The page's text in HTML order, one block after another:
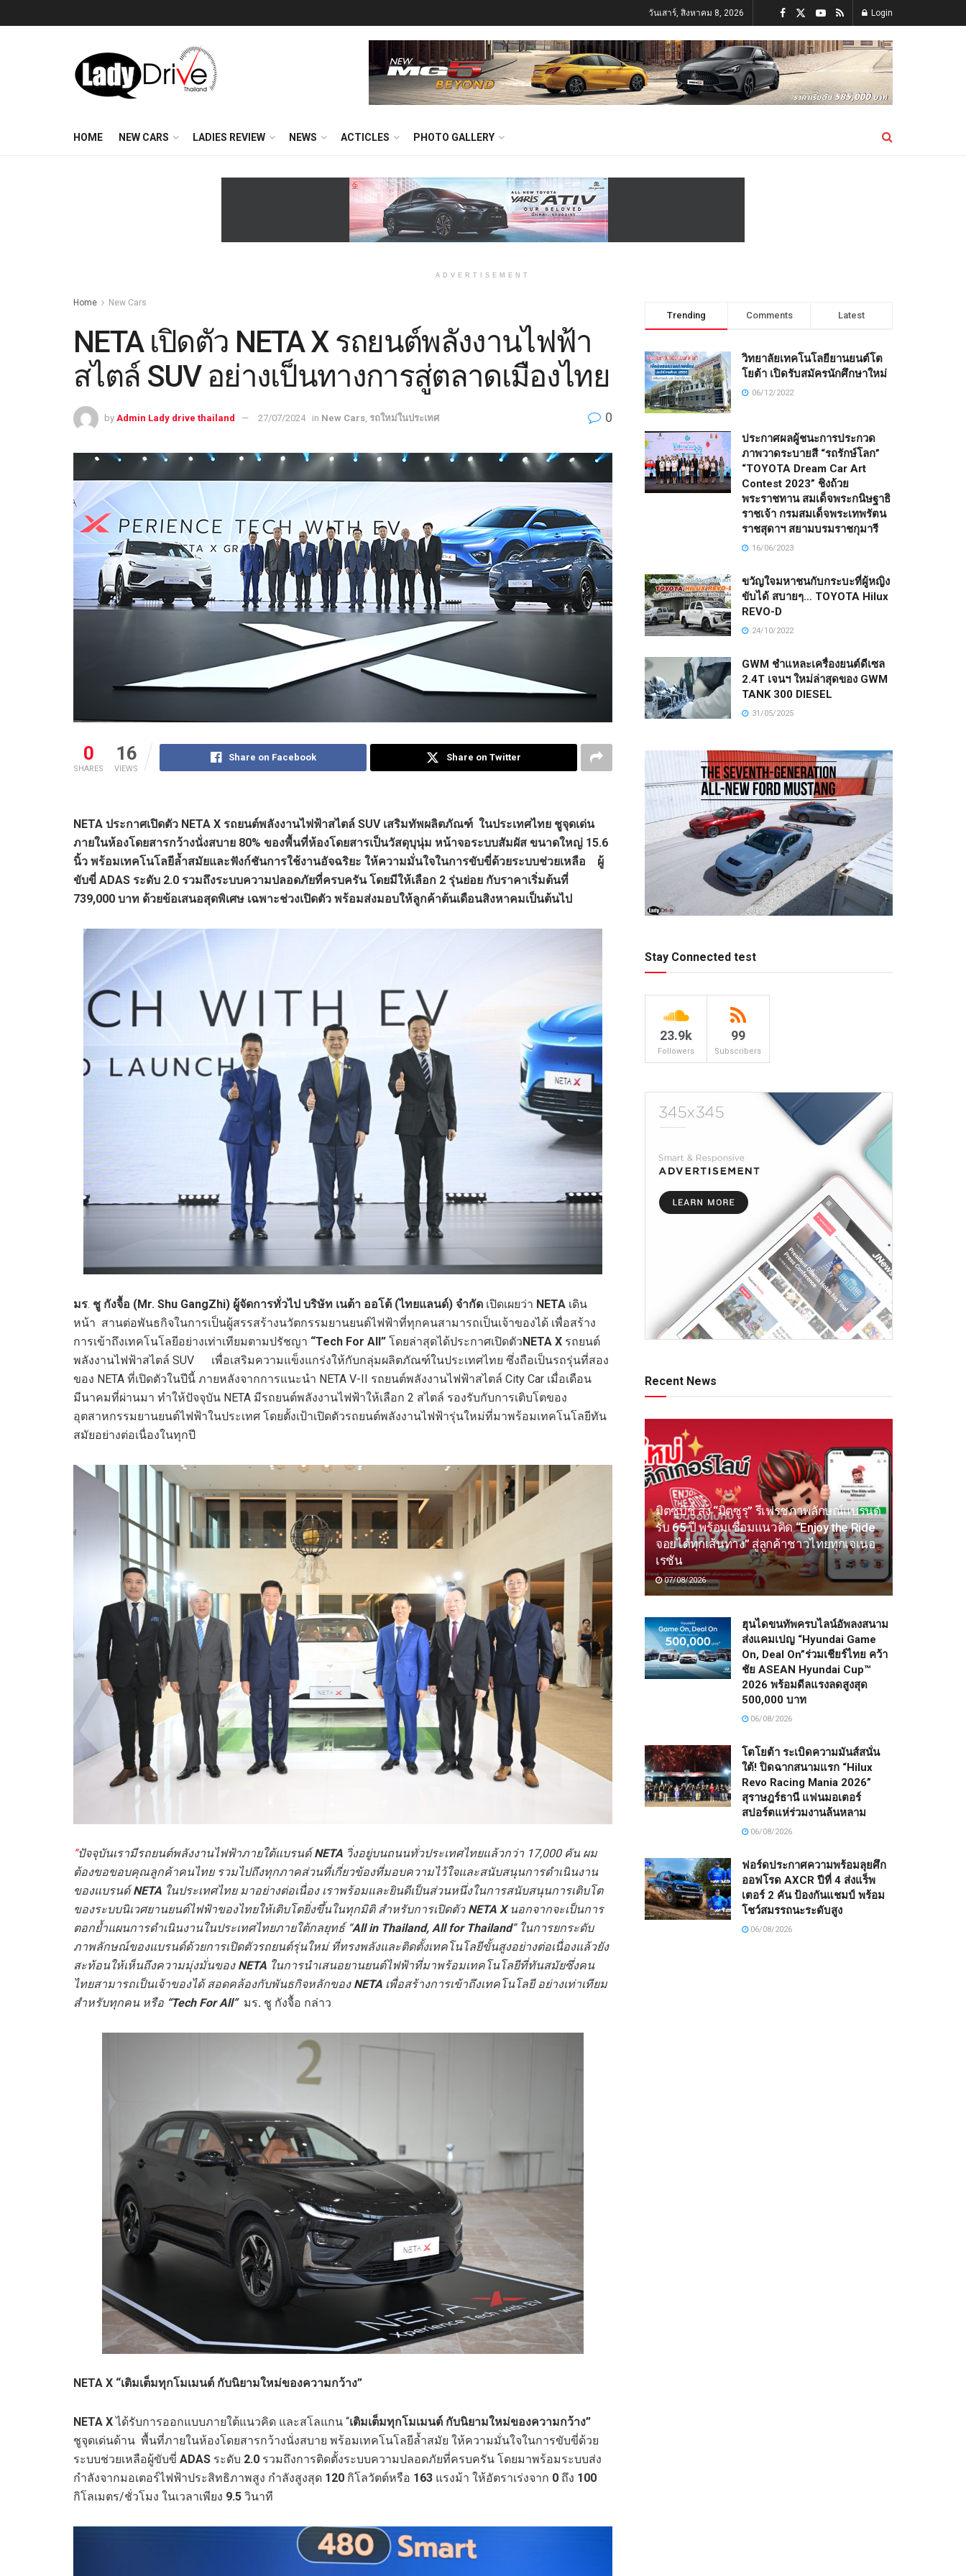
วันเสาร์, สิงหาคม 8, 2026 Login
HOME NEW CARS LADIES REVIEW NEWS ACTICLES PHOTO GALLERY
ADVERTISEMENT
Home New Cars
NETA เปิดตัว NETA X รถยนต์พลังงานไฟฟ้า
สไตล์ SUV อย่างเป็นทางการสู่ตลาดเมืองไทย
by Admin Lady drive thailand 27/07/2024 in New Cars รถใหม่ในประเทศ 0
0
SHARES
16
VIEWS
Share on Facebook Share on Twitter
NETA ประกาศเปิดตัว NETA X รถยนต์พลังงานไฟฟ้าสไตล์ SUV เสริมทัพผลิตภัณฑ์ ในประเทศไทย ชูจุดเด่น
ภายในห้องโดยสารกว้างนั่งสบาย 80% ของพื้นที่ห้องโดยสารเป็นวัสดุบุนุ่ม หน้าจอระบบสัมผัส ขนาดใหญ่ 15.6
นิ้ว พร้อมเทคโนโลยีล้ำสมัยและฟังก์ชันการใช้งานอัจฉริยะ ให้ความมั่นใจในการขับขี่ด้วยระบบช่วยเหลือ ผู้
ขับขี่ ADAS ระดับ 2.0 รวมถึงระบบความปลอดภัยที่ครบครัน โดยมีให้เลือก 2 รุ่นย่อย กับราคาเริ่มต้นที่
739,000 บาท ด้วยข้อเสนอสุดพิเศษ เฉพาะช่วงเปิดตัว พร้อมส่งมอบให้ลูกค้าต้นเดือนสิงหาคมเป็นต้นไป
มร. ชู กังจื้อ (Mr. Shu GangZhi) ผู้จัดการทั่วไป บริษัท เนต้า ออโต้ (ไทยแลนด์) จำกัด เปิดเผยว่า NETA เดิน
หน้า สานต่อพันธกิจในการเป็นผู้สรรสร้างนวัตกรรมยานยนต์ไฟฟ้าที่ทุกคนสามารถเป็นเจ้าของได้ เพื่อสร้าง
การเข้าถึงเทคโนโลยีอย่างเท่าเทียมตามปรัชญา “Tech For All” โดยล่าสุดได้ประกาศเปิดตัวNETA X รถยนต์
พลังงานไฟฟ้าสไตล์ SUV เพื่อเสริมความแข็งแกร่งให้กับกลุ่มผลิตภัณฑ์ในประเทศไทย ซึ่งถือเป็นรถรุ่นที่สอง
ของ NETA ที่เปิดตัวในปีนี้ ภายหลังจากการแนะนำ NETA V-II รถยนต์พลังงานไฟฟ้าสไตล์ City Car เมื่อเดือน
มีนาคมที่ผ่านมา ทำให้ปัจจุบัน NETA มีรถยนต์พลังงานไฟฟ้าให้เลือก 2 สไตล์ รองรับกับการเติบโตของ
อุตสาหกรรมยานยนต์ไฟฟ้าในประเทศ โดยตั้งเป้าเปิดตัวรถยนต์พลังงานไฟฟ้ารุ่นใหม่ที่มาพร้อมเทคโนโลยีทัน
สมัยอย่างต่อเนื่องในทุกปี
“ปัจจุบันเรามีรถยนต์พลังงานไฟฟ้าภายใต้แบรนด์NETA วิ่งอยู่บนถนนทั่วประเทศไทยแล้วกว่า 17,000 คัน ผม
ต้องขอขอบคุณลูกค้าคนไทย รวมไปถึงทุกภาคส่วนที่เกี่ยวข้องที่มอบความไว้ใจและสนับสนุนการดำเนินงาน
ของแบรนด์NETA ในประเทศไทย มาอย่างต่อเนื่อง เราพร้อมและยินดีเป็นส่วนหนึ่งในการสนับสนุนการเติบโต
ของระบบนิเวศยานยนต์ไฟฟ้าของไทยให้เติบโตยิ่งขึ้นในทุกมิติ สำหรับการเปิดตัว NETA X นอกจากจะเป็นการ
ตอกย้ำแผนการดำเนินงานในประเทศไทยภายใต้กลยุทธ์ “All in Thailand, All for Thailand” ในการยกระดับ
ภาพลักษณ์ของแบรนด์ด้วยการเปิดตัวรถยนต์รุ่นใหม่ ที่ทรงพลังและติดตั้งเทคโนโลยีขั้นสูงอย่างต่อเนื่องแล้วยัง
สะท้อนให้เห็นถึงความมุ่งมั่นของ NETA ในการนำเสนอยานยนต์ไฟฟ้าที่มาพร้อมเทคโนโลยีที่ทันสมัยซึ่งคน
ไทยสามารถเป็นเจ้าของได้สอดคล้องกับพันธกิจหลักของ NETA เพื่อสร้างการเข้าถึงเทคโนโลยี อย่างเท่าเทียม
สําหรับทุกคน หรือ “Tech For All” มร. ชู กังจื้อ กล่าว
NETA X “เติมเต็มทุกโมเมนต์ กับนิยามใหม่ของความกว้าง”
NETA Xได้รับการออกแบบภายใต้แนวคิด และสโลแกน “เติมเต็มทุกโมเมนต์ กับนิยามใหม่ของความกว้าง”
ชูจุดเด่นด้าน พื้นที่ภายในห้องโดยสารกว้างนั่งสบาย พร้อมเทคโนโลยีล้ำสมัย ให้ความมั่นใจในการขับขี่ด้วย
ระบบช่วยเหลือผู้ขับขี่ ADAS ระดับ 2.0 รวมถึงการติดตั้งระบบความปลอดภัยที่ครบครัน โดยมาพร้อมระบบส่ง
กำลังจากมอเตอร์ไฟฟ้าประสิทธิภาพสูง กำลังสูงสุด 120 กิโลวัตต์หรือ 163 แรงม้า ให้อัตราเร่งจาก 0 ถึง 100
กิโลเมตร/ชั่วโมง ในเวลาเพียง 9.5 วินาที
Trending Comments Latest
วิทยาลัยเทคโนโลยียานยนต์โต
โยต้า เปิดรับสมัครนักศึกษาใหม่
06/12/2022
ประกาศผลผู้ชนะการประกวด
ภาพวาดระบายสี “รถรักษ์โลก”
“TOYOTA Dream Car Art
Contest 2023” ชิงถ้วย
พระราชทาน สมเด็จพระกนิษฐาธิ
ราชเจ้า กรมสมเด็จพระเทพรัตน
ราชสุดาฯ สยามบรมราชกุมารี
16/06/2023
ขวัญใจมหาชนกับกระบะที่ผู้หญิง
ขับได้ สบายๆ… TOYOTA Hilux
REVO-D
24/10/2022
GWM ชำแหละเครื่องยนต์ดีเซล
2.4T เจนฯ ใหม่ล่าสุดของ GWM
TANK 300 DIESEL
31/05/2025
Stay Connected test
23.9k
Followers
99
Subscribers
Recent News
มิตซูบิชิ ส่ง “มิตซูรุ” รีเฟรชภาพลักษณ์แบรนด์
รับ 65 ปี พร้อมเชื่อมแนวคิด “Enjoy the Ride
จอยได้ทุกเส้นทาง” สู่ลูกค้าชาวไทยทุกเจเนอ
เรชัน
07/08/2026
ฮุนไดขนทัพครบไลน์อัพลงสนาม
ส่งแคมเปญ “Hyundai Game
On, Deal On”ร่วมเชียร์ไทย คว้า
ชัย ASEAN Hyundai Cup™
2026 พร้อมดีลแรงลดสูงสุด
500,000 บาท
06/08/2026
โตโยต้า ระเบิดความมันส์สนั่น
ใต้! ปิดฉากสนามแรก “Hilux
Revo Racing Mania 2026”
สุราษฎร์ธานี แฟนมอเตอร์
สปอร์ตแห่ร่วมงานล้นหลาม
06/08/2026
ฟอร์ดประกาศความพร้อมลุยศึก
ออฟโรด AXCR ปีที่ 4 ส่งแร็พ
เตอร์ 2 คัน ป้องกันแชมป์ พร้อม
โชว์สมรรถนะระดับสูง
06/08/2026